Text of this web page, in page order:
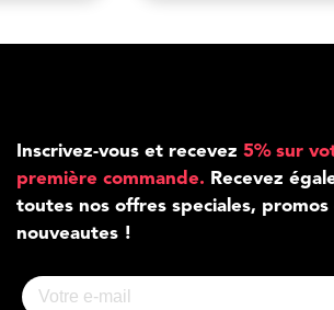
Inscrivez-vous et recevez 5% sur
première commande. Recevez
toutes nos offres speciales, promos
nouveautes !